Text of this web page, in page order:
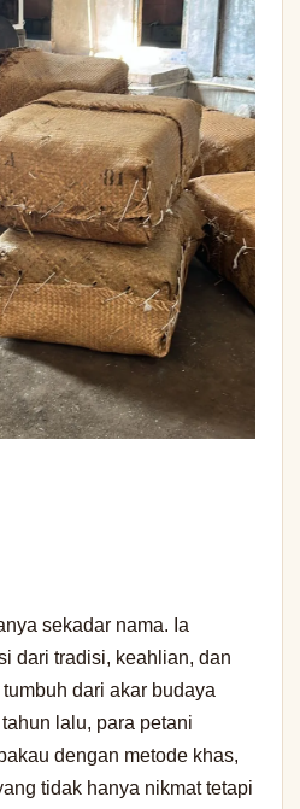
sekadar nama. Ia
dari tradisi, keahlian, dan
dari akar budaya
lalu, para petani
dengan metode khas,
tidak hanya nikmat tetapi